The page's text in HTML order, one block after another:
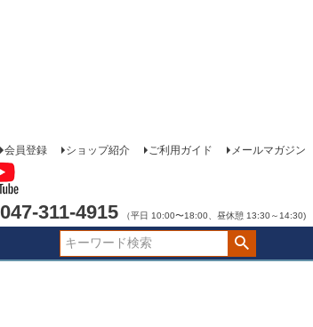
会員登録 ショップ紹介 ご利用ガイド メールマガジン
047-311-4915 （平日 10:00〜18:00、昼休憩 13:30～14:30)